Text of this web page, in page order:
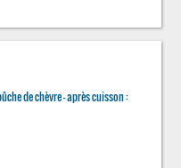
de chèvre - après cuisson :